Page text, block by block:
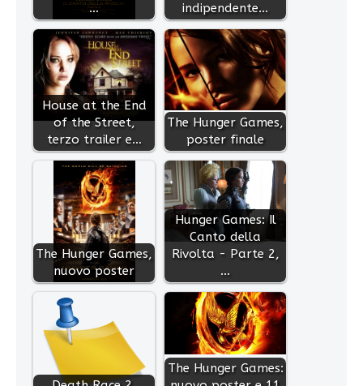
…
indipendente…
House at the End
of the Street,
terzo trailer e…
The Hunger Games,
poster finale
The Hunger Games,
nuovo poster
Hunger Games: Il
Canto della
Rivolta - Parte 2,
…
The Hunger Games: